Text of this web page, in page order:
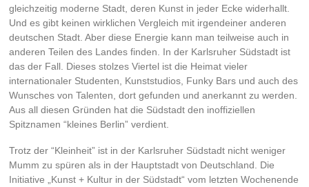
gleichzeitig moderne Stadt, deren Kunst in jeder Ecke widerhallt.
Und es gibt keinen wirklichen Vergleich mit irgendeiner anderen
deutschen Stadt. Aber diese Energie kann man teilweise auch in
anderen Teilen des Landes finden. In der Karlsruher Südstadt ist
das der Fall. Dieses stolzes Viertel ist die Heimat vieler
internationaler Studenten, Kunststudios, Funky Bars und auch des
Wunsches von Talenten, dort gefunden und anerkannt zu werden.
Aus all diesen Gründen hat die Südstadt den inoffiziellen
Spitznamen “kleines Berlin” verdient.
Trotz der “Kleinheit” ist in der Karlsruher Südstadt nicht weniger
Mumm zu spüren als in der Hauptstadt von Deutschland. Die
Initiative „Kunst + Kultur in der Südstadt“ vom letzten Wochenende